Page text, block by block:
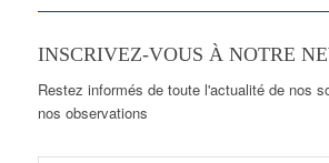
INSCRIVEZ-VOUS À NOTRE
Restez informés de toute l'actualité de nos
nos observations